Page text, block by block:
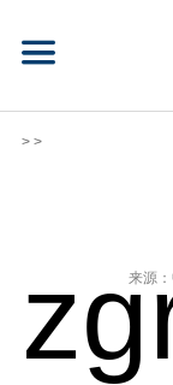
> >
来源